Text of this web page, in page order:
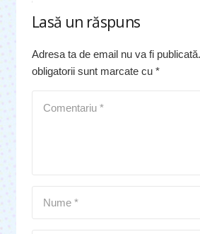
Lasă un răspuns
Adresa ta de email nu va fi publicată.
obligatorii sunt marcate cu *